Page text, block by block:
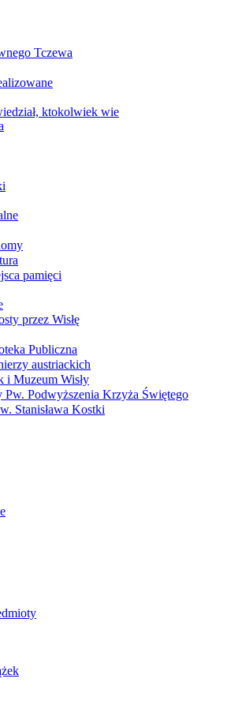
Tczewa
ktokolwiek wie
pamięci
przez Wisłę
Publiczna
austriackich
Muzeum Wisły
Podwyższenia Krzyża Świętego
Stanisława Kostki